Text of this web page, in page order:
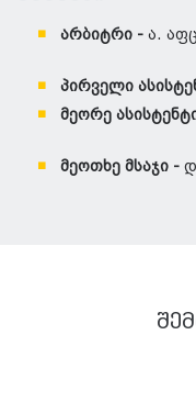
არბიტრი - ა.
პირველი
მეორე
მეოთხე მსაჯი -